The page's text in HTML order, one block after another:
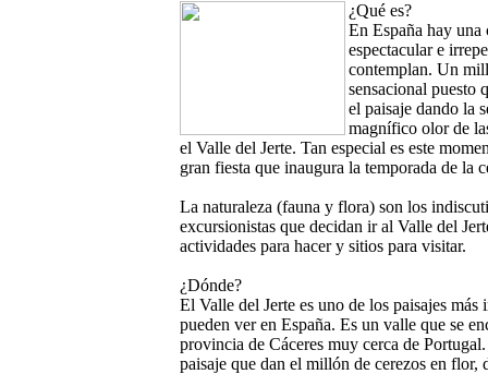
¿Qué es?
En España hay una
espectacular e
contemplan. Un
sensacional puesto
el paisaje dando la
magnífico olor de
el Valle del Jerte. Tan especial es este
gran fiesta que inaugura la temporada de la
La naturaleza (fauna y flora) son los
excursionistas que decidan ir al Valle del
actividades para hacer y sitios para visitar.
¿Dónde?
El Valle del Jerte es uno de los paisajes
pueden ver en España. Es un valle que se
provincia de Cáceres muy cerca de
paisaje que dan el millón de cerezos en flor,